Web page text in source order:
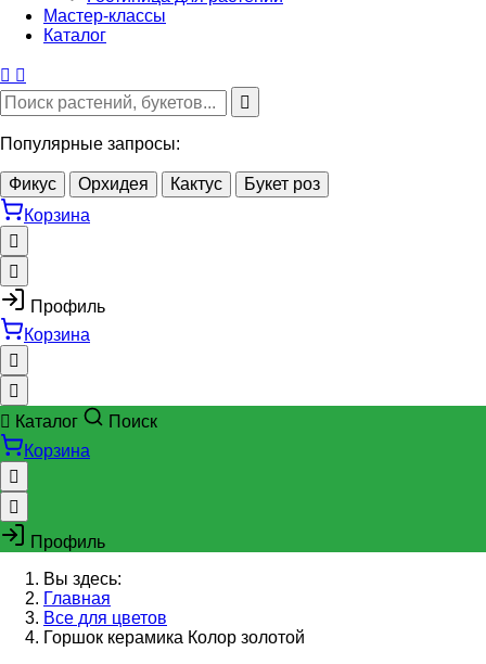
Мастер-классы
Каталог
Популярные запросы:
Фикус Орхидея Кактус
Букет роз
Корзина
Профиль
Корзина
Каталог
Поиск
Корзина
Профиль
Вы здесь:
Главная
Все для цветов
Горшок керамика Колор золотой